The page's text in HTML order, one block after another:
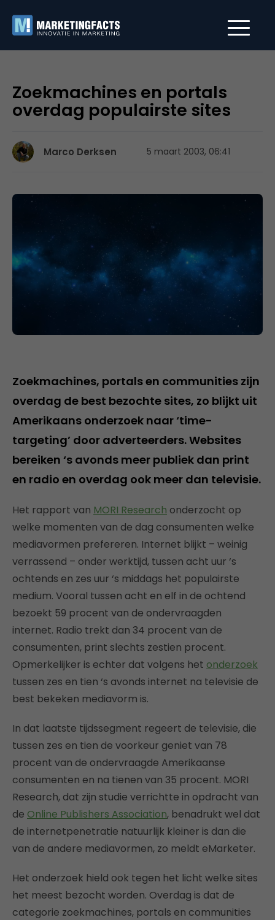
Zoekmachines en portals
overdag populairste sites
Marco Derksen 5 maart 2003, 06:41
Zoekmachines, portals en communities zijn
overdag de best bezochte sites, zo blijkt uit
Amerikaans onderzoek naar ‘time-
targeting’ door adverteerders. Websites
bereiken ‘s avonds meer publiek dan print
en radio en overdag ook meer dan televisie.
Het rapport van MORI Research onderzocht op
welke momenten van de dag consumenten welke
mediavormen prefereren. Internet blijkt – weinig
verrassend – onder werktijd, tussen acht uur ‘s
ochtends en zes uur ‘s middags het populairste
medium. Vooral tussen acht en elf in de ochtend
bezoekt 59 procent van de ondervraagden
internet. Radio trekt dan 34 procent van de
consumenten, print slechts zestien procent.
Opmerkelijker is echter dat volgens het onderzoek
tussen zes en tien ‘s avonds internet na televisie de
best bekeken mediavorm is.
In dat laatste tijdssegment regeert de televisie, die
tussen zes en tien de voorkeur geniet van 78
procent van de ondervraagde Amerikaanse
consumenten en na tienen van 35 procent. MORI
Research, dat zijn studie verrichtte in opdracht van
de Online Publishers Association, benadrukt wel dat
de internetpenetratie natuurlijk kleiner is dan die
van de andere mediavormen, zo meldt eMarketer.
Het onderzoek hield ook tegen het licht welke sites
het meest bezocht worden. Overdag is dat de
categorie zoekmachines, portals en communities